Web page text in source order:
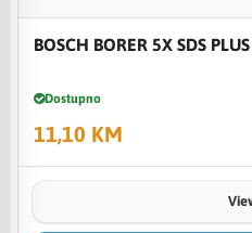
BOSCH BORER 5X SDS
Dostupno
11,10 KM